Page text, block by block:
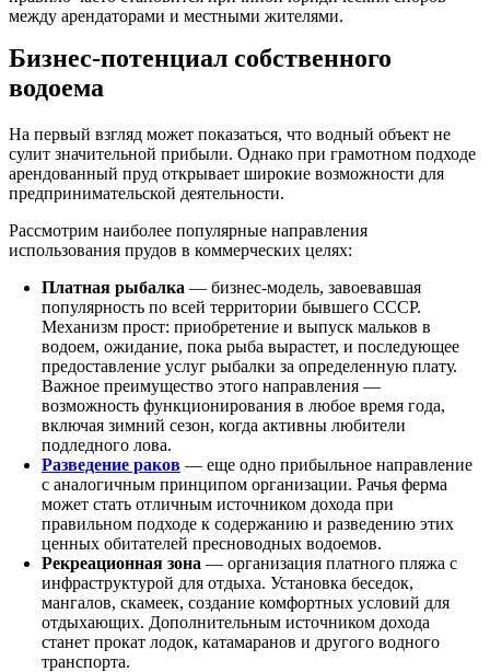
между арендаторами и местными жителями.
Бизнес-потенциал собственного
водоема
На первый взгляд может показаться, что водный объект не
сулит значительной прибыли. Однако при грамотном подходе
арендованный пруд открывает широкие возможности для
предпринимательской деятельности.
Рассмотрим наиболее популярные направления
использования прудов в коммерческих целях:
Платная рыбалка — бизнес-модель, завоевавшая
популярность по всей территории бывшего СССР.
Механизм прост: приобретение и выпуск мальков в
водоем, ожидание, пока рыба вырастет, и последующее
предоставление услуг рыбалки за определенную плату.
Важное преимущество этого направления —
возможность функционирования в любое время года,
включая зимний сезон, когда активны любители
подледного лова.
Разведение раков — еще одно прибыльное направление
с аналогичным принципом организации. Рачья ферма
может стать отличным источником дохода при
правильном подходе к содержанию и разведению этих
ценных обитателей пресноводных водоемов.
Рекреационная зона — организация платного пляжа с
инфраструктурой для отдыха. Установка беседок,
мангалов, скамеек, создание комфортных условий для
отдыхающих. Дополнительным источником дохода
станет прокат лодок, катамаранов и другого водного
транспорта.